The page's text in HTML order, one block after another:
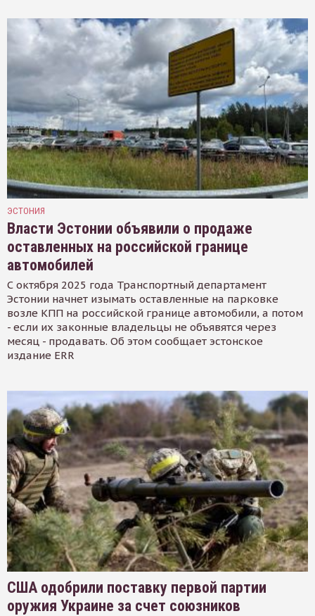
ЭСТОНИЯ
Власти Эстонии объявили о продаже
оставленных на российской границе
автомобилей
С октября 2025 года Транспортный департамент
Эстонии начнет изымать оставленные на парковке
возле КПП на российской границе автомобили, а потом
- если их законные владельцы не объявятся через
месяц - продавать. Об этом сообщает эстонское
издание ERR
США одобрили поставку первой партии
оружия Украине за счет союзников